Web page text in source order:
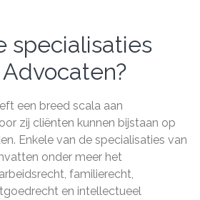
specialisaties
een breed scala aan
zij cliënten kunnen bijstaan op
Enkele van de specialisaties van
onder meer het
familierecht,
en intellectueel